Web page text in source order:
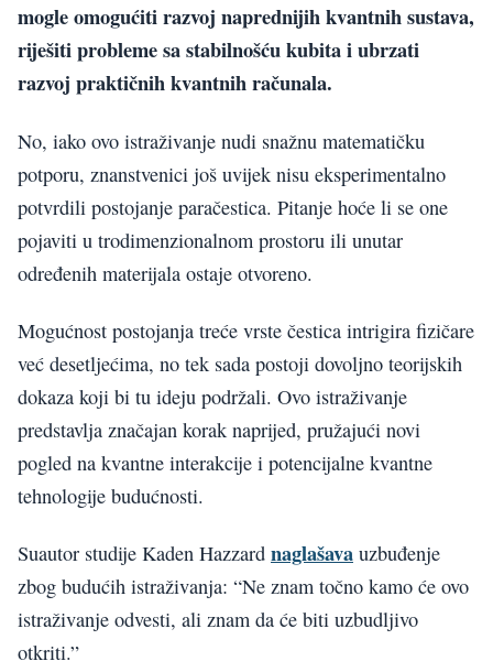
mogle omogućiti razvoj naprednijih kvantnih sustava,
riješiti probleme sa stabilnošću kubita i ubrzati
razvoj praktičnih kvantnih računala.
No, iako ovo istraživanje nudi snažnu matematičku
potporu, znanstvenici još uvijek nisu eksperimentalno
potvrdili postojanje paračestica. Pitanje hoće li se one
pojaviti u trodimenzionalnom prostoru ili unutar
određenih materijala ostaje otvoreno.
Mogućnost postojanja treće vrste čestica intrigira fizičare
već desetljećima, no tek sada postoji dovoljno teorijskih
dokaza koji bi tu ideju podržali. Ovo istraživanje
predstavlja značajan korak naprijed, pružajući novi
pogled na kvantne interakcije i potencijalne kvantne
tehnologije budućnosti.
Suautor studije Kaden Hazzard naglašava uzbuđenje
zbog budućih istraživanja: “Ne znam točno kamo će ovo
istraživanje odvesti, ali znam da će biti uzbudljivo
otkriti.”